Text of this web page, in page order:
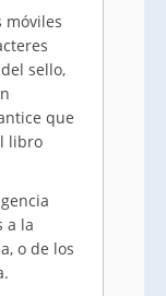
móviles
sello,
que
libro
a la
o de los